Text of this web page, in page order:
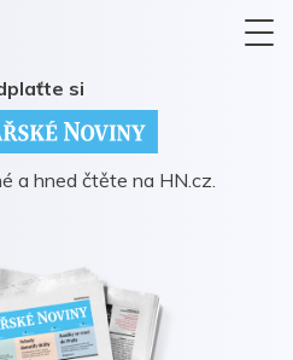
si
a hned čtěte na HN.cz.